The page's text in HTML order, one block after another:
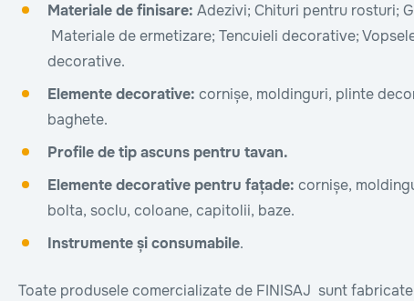
Materiale de finisare: Adezivi; Chituri pentru rosturi;
Materiale de ermetizare; Tencuieli decorative;
decorative.
Elemente decorative: cornișe, moldinguri, plinte
baghete.
Profile de tip ascuns pentru tavan.
Elemente decorative pentru fațade: cornișe,
bolta, soclu, coloane, capitolii, baze.
Instrumente și consumabile.
Toate produsele comercializate de FINISAJ sunt